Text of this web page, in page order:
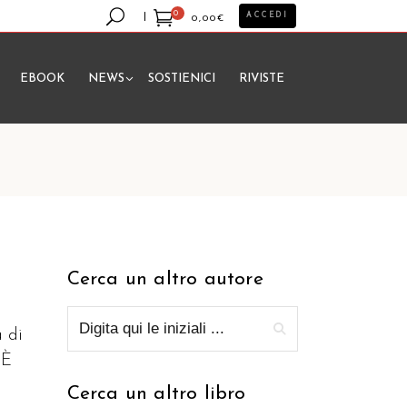
0
0,00€
prodotto nel carrello.
ACCEDI
EBOOK NEWS SOSTIENICI RIVISTE
di
Cerca un altro autore
Cerca un altro libro